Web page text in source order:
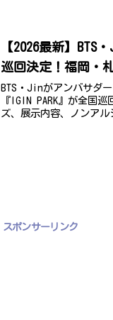
【2026最新】BTS
巡回決定！福岡・
BTS・Jinがアンバサダ
『IGIN PARK』が全国
ズ、展示内容、ノンアル
スポンサーリンク